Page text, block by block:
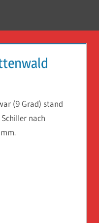
(9 Grad) stand
nach